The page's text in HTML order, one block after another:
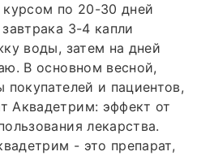
по 20-30 дней
3-4 капли
воды, затем на дней
В основном весной,
и пациентов,
Аквадетрим: эффект от
лекарства.
- это препарат,